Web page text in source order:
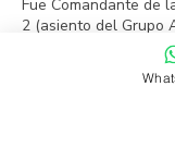
Fue Comandante de
2 (asiento del Grupo
en el año 2000, a